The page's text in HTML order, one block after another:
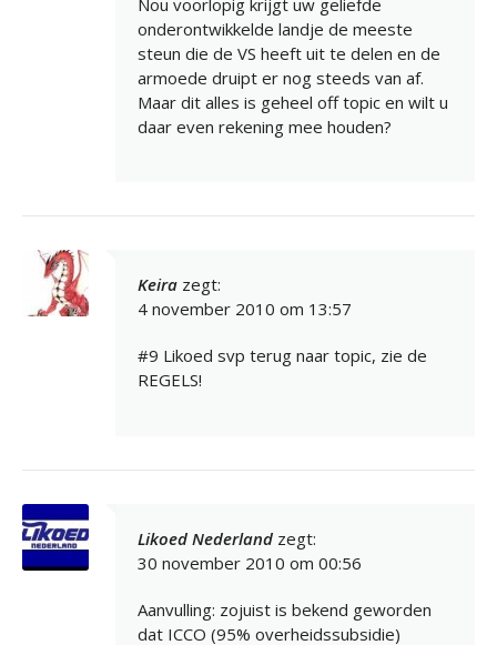
onderontwikkelde landje de meeste
steun die de VS heeft uit te delen en de
armoede druipt er nog steeds van af.
Maar dit alles is geheel off topic en wilt u
daar even rekening mee houden?
Keira zegt:
4 november 2010 om 13:57
#9 Likoed svp terug naar topic, zie de
REGELS!
Likoed Nederland zegt:
30 november 2010 om 00:56
Aanvulling: zojuist is bekend geworden
dat ICCO (95% overheidssubsidie)